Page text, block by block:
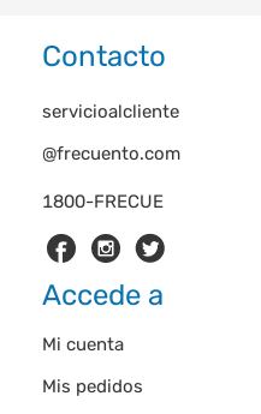
Contacto
1800-FRECUE
servicioalcliente
@frecuento.com
Accede a
Mi cuenta
Mis pedidos